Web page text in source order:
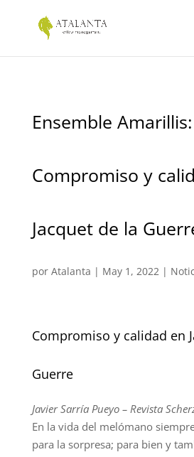
Ensemble Amarillis:
Compromiso y
Jacquet de la
por Atalanta | May 1, 2022|
Compromiso y calidad en
Guerre
Javier Sarría Pueyo – Revista
En la vida del melómano
para la sorpresa; para bien y